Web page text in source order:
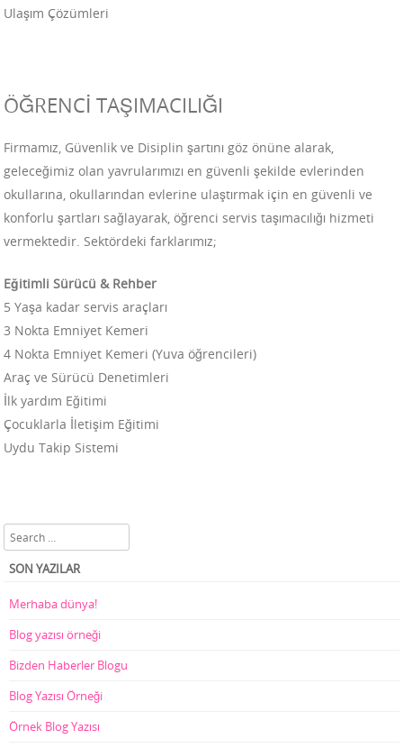
Ulaşım Çözümleri
ÖĞRENCİ TAŞIMACILIĞI
Firmamız, Güvenlik ve Disiplin şartını göz önüne alarak,
geleceğimiz olan yavrularımızı en güvenli şekilde evlerinden
okullarına, okullarından evlerine ulaştırmak için en güvenli ve
konforlu şartları sağlayarak, öğrenci servis taşımacılığı hizmeti
vermektedir. Sektördeki farklarımız;
Eğitimli Sürücü & Rehber
5 Yaşa kadar servis araçları
3 Nokta Emniyet Kemeri
4 Nokta Emniyet Kemeri (Yuva öğrencileri)
Araç ve Sürücü Denetimleri
İlk yardım Eğitimi
Çocuklarla İletişim Eğitimi
Uydu Takip Sistemi
Search
SON YAZILAR
Merhaba dünya!
Blog yazısı örneği
Bizden Haberler Blogu
Blog Yazısı Örneği
Örnek Blog Yazısı